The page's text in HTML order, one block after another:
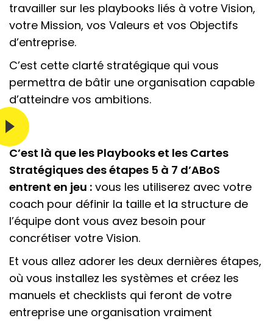
travailler sur les playbooks liés à votre Vision,
votre Mission, vos Valeurs et vos Objectifs
d’entreprise.
C’est cette clarté stratégique qui vous
permettra de bâtir une organisation capable
d’atteindre vos ambitions.
C’est là que les Playbooks et les Cartes
Stratégiques des étapes 5 à 7 d’ABoS
entrent en jeu : vous les utiliserez avec votre
coach pour définir la taille et la structure de
l’équipe dont vous avez besoin pour
concrétiser votre Vision.
Et vous allez adorer les deux dernières étapes,
où vous installez les systèmes et créez les
manuels et checklists qui feront de votre
entreprise une organisation vraiment